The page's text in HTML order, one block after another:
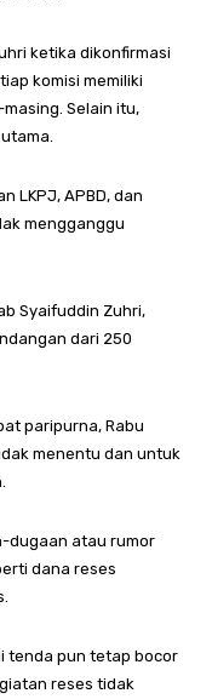
ketika dikonfirmasi
komisi memiliki
Selain itu,
LKPJ, APBD, dan
mengganggu
Syaifuddin Zuhri,
dari 250
paripurna, Rabu
menentu dan untuk
dugaan atau rumor
dana reses
tenda pun tetap bocor
reses tidak